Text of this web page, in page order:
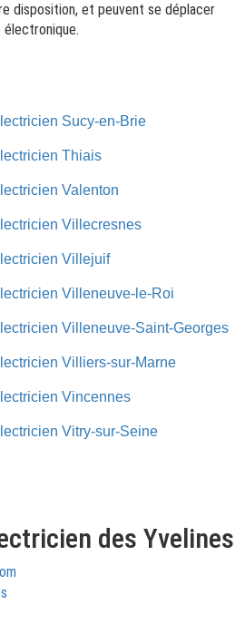
disposition, et peuvent se déplacer
électronique.
Sucy-en-Brie
Thiais
Valenton
Villecresnes
Villejuif
Villeneuve-le-Roi
Villeneuve-Saint-Georges
Villiers-sur-Marne
Vincennes
Vitry-sur-Seine
des Yvelines